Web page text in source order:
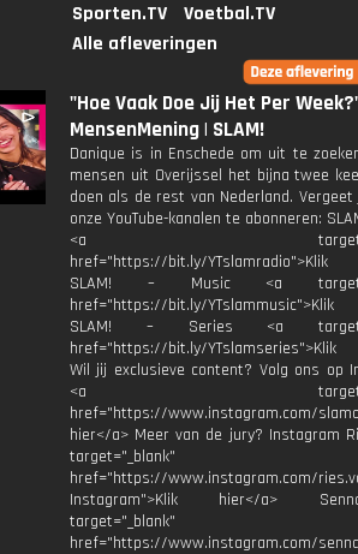
Sporten.TV
Voetbal.TV
Alle afleveringen
"Hoe Vaak Doe Jij Het Per
MensenMening | SLAM!
Danique is in Enschede om uit te
mensen uit Overijssel het bijna twee
doen als de rest van Nederland.
onze YouTube-kanalen te abonneren:
<a
href="https://bit.ly/
SLAM! – Music <a
href="https://bit.ly/
SLAM! – Series <a
href="https://bit.ly/
Wil jij exclusieve content? Volg ons op
<a
href="https://www.instagram.com/
hier</a> Meer van de jury? Instagram
target="_blank"
href="https://www.instagram.com/
Instagram">Klik hier</a>
target="_blank"
href="https://www.instagram.com/